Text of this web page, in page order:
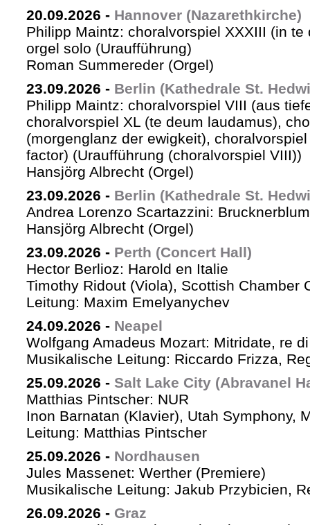
20.09.2026 - Hannover (Nazarethkirche)
Philipp Maintz: choralvorspiel XXXIII (in te
orgel solo (Uraufführung)
Roman Summereder (Orgel)
23.09.2026 - Berlin (Kathedrale St.
Philipp Maintz: choralvorspiel VIII (aus
choralvorspiel XL (te deum laudamus),
(morgenglanz der ewigkeit),
factor) (Uraufführung (choralvorspiel VIII))
Hansjörg Albrecht (Orgel)
23.09.2026 - Berlin (Kathedrale St.
Andrea Lorenzo Scartazzini:
Hansjörg Albrecht (Orgel)
23.09.2026 - Perth (Concert Hall)
Hector Berlioz: Harold en Italie
Timothy Ridout (Viola), Scottish Chamber
Leitung: Maxim Emelyanychev
24.09.2026 - Neapel
Wolfgang Amadeus Mozart: Mitridate, re
Musikalische Leitung: Riccardo Frizza,
25.09.2026 - Salt Lake City (Abravanel
Matthias Pintscher: NUR
Inon Barnatan (Klavier), Utah Symphony,
Leitung: Matthias Pintscher
25.09.2026 - Nordhausen
Jules Massenet: Werther (Premiere)
Musikalische Leitung: Jakub Przybicien,
26.09.2026 - Graz